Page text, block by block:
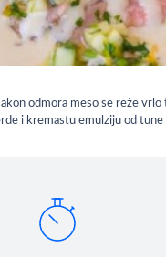
odmora meso se reže
i kremastu emulziju od tune